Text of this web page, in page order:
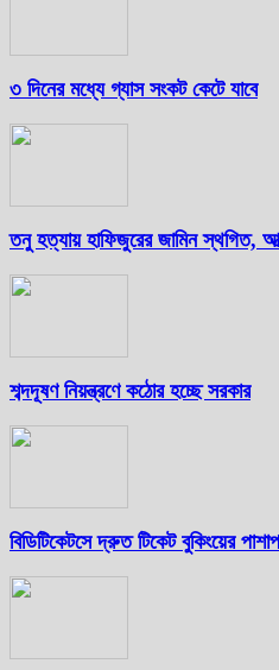
৩ দিনের মধ্যে গ্যাস সংকট কেটে যাবে
তনু হত্যায় হাফিজুরের জামিন স্থগিত,
শব্দদূষণ নিয়ন্ত্রণে কঠোর হচ্ছে সরকার
বিডিটিকেটসে দ্রুত টিকেট বুকিংয়ের